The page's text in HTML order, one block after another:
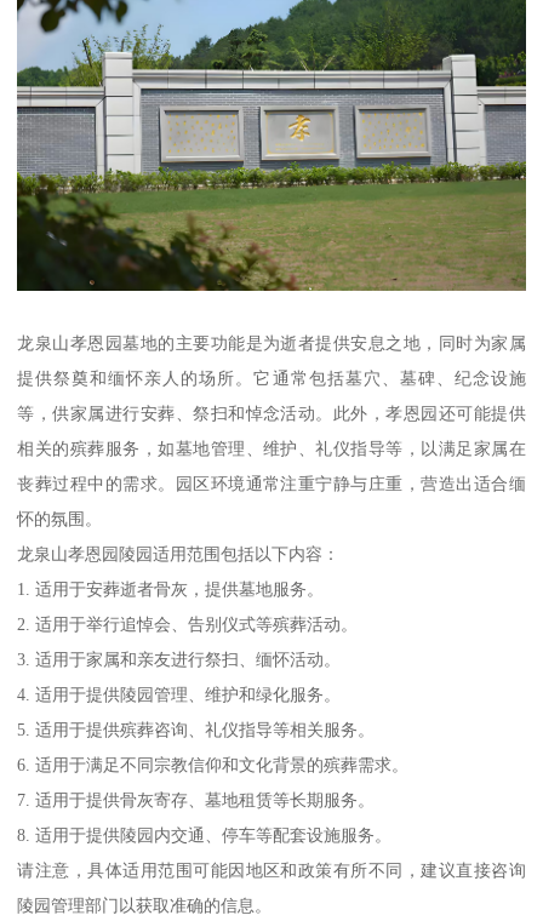
龙泉山孝恩园墓地的主要功能是为逝者提供安息之地，同时为家属
提供祭奠和缅怀亲人的场所。它通常包括墓穴、墓碑、纪念设施
等，供家属进行安葬、祭扫和悼念活动。此外，孝恩园还可能提供
相关的殡葬服务，如墓地管理、维护、礼仪指导等，以满足家属在
丧葬过程中的需求。园区环境通常注重宁静与庄重，营造出适合缅
怀的氛围。
龙泉山孝恩园陵园适用范围包括以下内容：
1. 适用于安葬逝者骨灰，提供墓地服务。
2. 适用于举行追悼会、告别仪式等殡葬活动。
3. 适用于家属和亲友进行祭扫、缅怀活动。
4. 适用于提供陵园管理、维护和绿化服务。
5. 适用于提供殡葬咨询、礼仪指导等相关服务。
6. 适用于满足不同宗教信仰和文化背景的殡葬需求。
7. 适用于提供骨灰寄存、墓地租赁等长期服务。
8. 适用于提供陵园内交通、停车等配套设施服务。
请注意，具体适用范围可能因地区和政策有所不同，建议直接咨询
陵园管理部门以获取准确的信息。